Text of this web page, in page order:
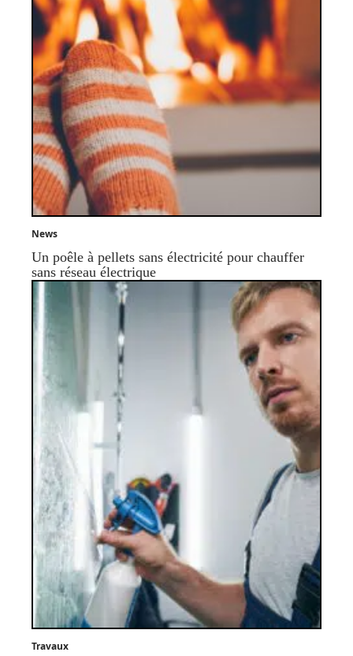
News
Un poêle à pellets sans électricité pour chauffer
sans réseau électrique
Travaux